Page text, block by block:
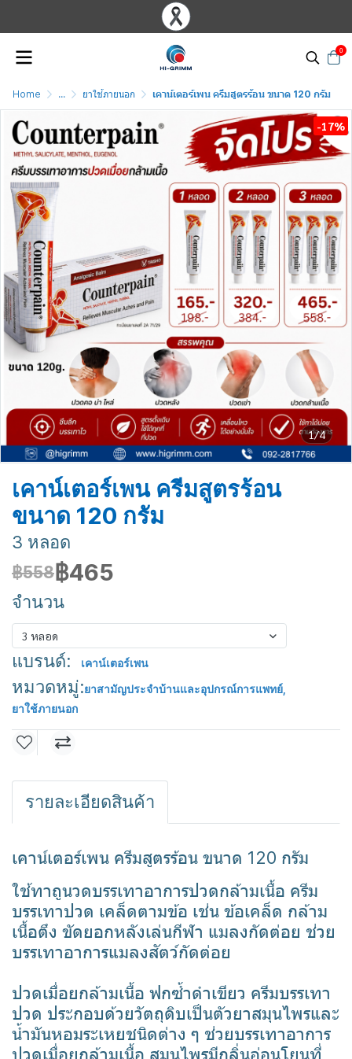
0
Home ... ยาใช้ภายนอก เคาน์เตอร์เพน ครีมสูตรร้อน ขนาด 120 กรัม
1/4
-17%
เคาน์เตอร์เพน ครีมสูตรร้อน
ขนาด 120 กรัม
3 หลอด
฿558฿465
จำนวน
3 หลอด
แบรนด์: เคาน์เตอร์เพน
หมวดหมู่:ยาสามัญประจำบ้านและอุปกรณ์การแพทย์
ยาใช้ภายนอก
รายละเอียดสินค้า
เคาน์เตอร์เพน ครีมสูตรร้อน ขนาด 120 กรัม
ใช้ทาถูนวดบรรเทาอาการปวดกล้ามเนื้อ ครีม
บรรเทาปวด เคล็ดตามข้อ เช่น ข้อเคล็ด กล้าม
เนื้อตึง ขัดยอกหลังเล่นกีฬา แมลงกัดต่อย ช่วย
บรรเทาอาการแมลงสัตว์กัดต่อย
ปวดเมื่อยกล้ามเนื้อ ฟกซ้ำดำเขียว ครีมบรรเทา
ปวด ประกอบด้วยวัตถุดิบเป็นตัวยาสมุนไพรและ
น้ำมันหอมระเหยชนิดต่าง ๆ ช่วยบรรเทาอาการ
ปวดเมื่อยกล้ามเนื้อ สมุนไพรมีกลิ่นอ่อนโยนที่